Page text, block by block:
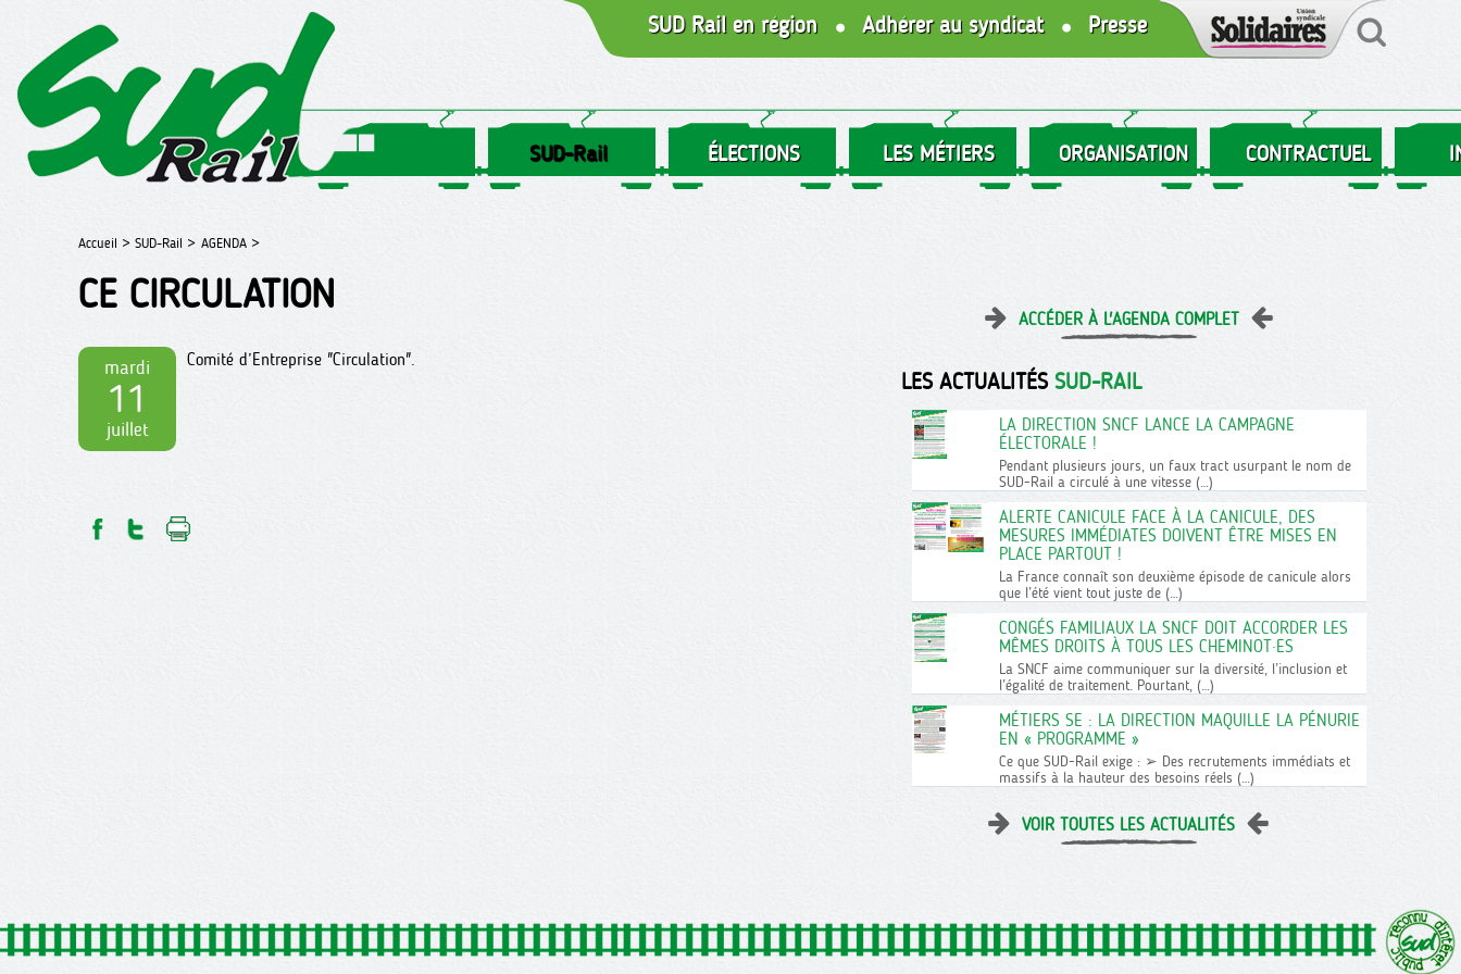
SUD Rail en région Adhérer au syndicat Presse
SUD-Rail ÉLECTIONS LES MÉTIERS ORGANISATION CONTRACTUEL
Accueil > SUD-Rail > AGENDA >
CE CIRCULATION
mardi
11
juillet
Comité d’Entreprise "Circulation".
ACCÉDER À L'AGENDA COMPLET
LES ACTUALITÉS SUD-RAIL
LA DIRECTION SNCF LANCE LA CAMPAGNE
ÉLECTORALE !
Pendant plusieurs jours, un faux tract usurpant le nom de
SUD-Rail a circulé à une vitesse (…)
ALERTE CANICULE FACE À LA CANICULE, DES
MESURES IMMÉDIATES DOIVENT ÊTRE MISES EN
PLACE PARTOUT !
La France connaît son deuxième épisode de canicule alors
que l’été vient tout juste de (…)
CONGÉS FAMILIAUX LA SNCF DOIT ACCORDER LES
MÊMES DROITS À TOUS LES CHEMINOT·ES
La SNCF aime communiquer sur la diversité, l’inclusion et
l’égalité de traitement. Pourtant, (…)
MÉTIERS SE : LA DIRECTION MAQUILLE LA PÉNURIE
EN « PROGRAMME »
Ce que SUD-Rail exige : ➢ Des recrutements immédiats et
massifs à la hauteur des besoins réels (…)
VOIR TOUTES LES ACTUALITÉS